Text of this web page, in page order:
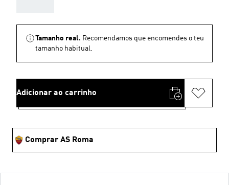
Tamanho real. Recomendamos que encomendes o teu
tamanho habitual.
Adicionar ao carrinho
Comprar AS Roma